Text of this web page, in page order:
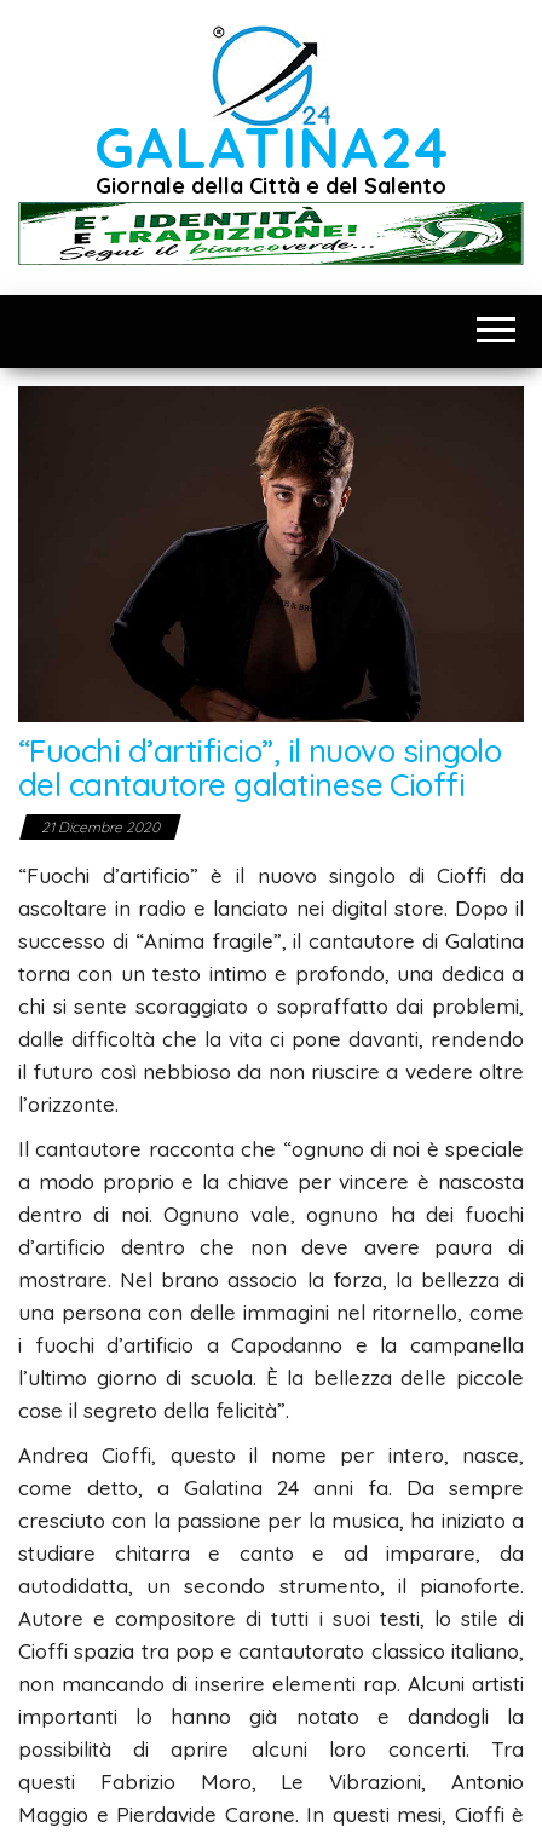
GALATINA24
Giornale della Città e del Salento
“Fuochi d’artificio”, il nuovo singolo
del cantautore galatinese Cioffi
21 Dicembre 2020
“Fuochi d’artificio” è il nuovo singolo di Cioffi da
ascoltare in radio e lanciato nei digital store. Dopo il
successo di “Anima fragile”, il cantautore di Galatina
torna con un testo intimo e profondo, una dedica a
chi si sente scoraggiato o sopraffatto dai problemi,
dalle difficoltà che la vita ci pone davanti, rendendo
il futuro così nebbioso da non riuscire a vedere oltre
l’orizzonte.
Il cantautore racconta che “ognuno di noi è speciale
a modo proprio e la chiave per vincere è nascosta
dentro di noi. Ognuno vale, ognuno ha dei fuochi
d’artificio dentro che non deve avere paura di
mostrare. Nel brano associo la forza, la bellezza di
una persona con delle immagini nel ritornello, come
i fuochi d’artificio a Capodanno e la campanella
l’ultimo giorno di scuola. È la bellezza delle piccole
cose il segreto della felicità”.
Andrea Cioffi, questo il nome per intero, nasce,
come detto, a Galatina 24 anni fa. Da sempre
cresciuto con la passione per la musica, ha iniziato a
studiare chitarra e canto e ad imparare, da
autodidatta, un secondo strumento, il pianoforte.
Autore e compositore di tutti i suoi testi, lo stile di
Cioffi spazia tra pop e cantautorato classico italiano,
non mancando di inserire elementi rap. Alcuni artisti
importanti lo hanno già notato e dandogli la
possibilità di aprire alcuni loro concerti. Tra
questi Fabrizio Moro, Le Vibrazioni, Antonio
Maggio e Pierdavide Carone. In questi mesi, Cioffi è